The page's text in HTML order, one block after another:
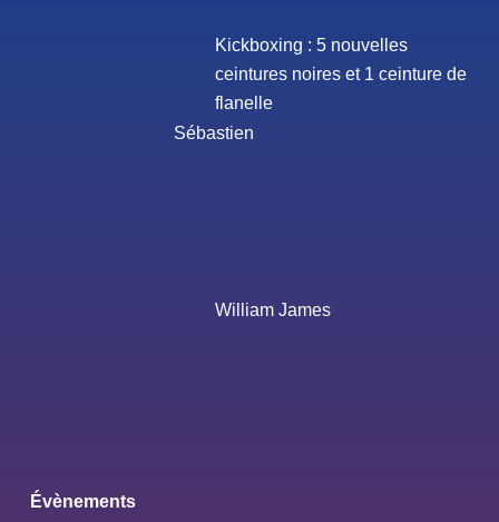
Kickboxing : 5 nouvelles
ceintures noires et 1 ceinture de
flanelle
Sébastien
William James
Évènements